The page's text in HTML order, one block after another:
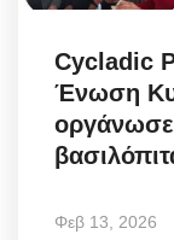
Greece
Entertainment
Arts & Culture
Cycladic
Ένωση
οργάνωσε
Φεβ 13, 2026